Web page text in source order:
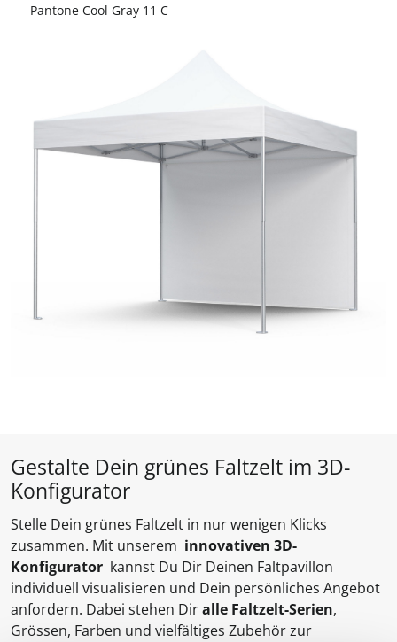
Pantone Cool Gray 11 C
Gestalte Dein grünes Faltzelt im 3D-
Konfigurator
Stelle Dein grünes Faltzelt in nur wenigen Klicks
zusammen. Mit unserem innovativen 3D-
Konfigurator kannst Du Dir Deinen Faltpavillon
individuell visualisieren und Dein persönliches Angebot
anfordern. Dabei stehen Diralle Faltzelt-Serien,
Grössen, Farben und vielfältiges Zubehör zur